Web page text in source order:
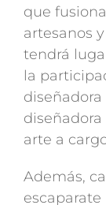
que
artesanos
tendrá
la
arte a
Además,